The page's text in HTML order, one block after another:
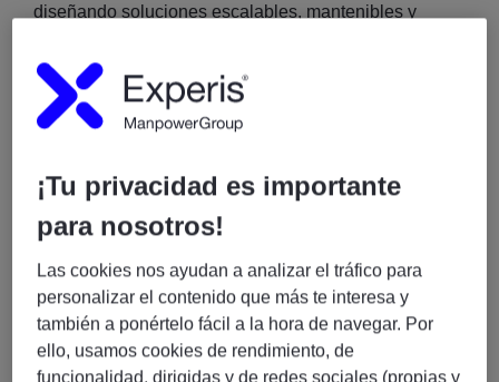
diseñando soluciones escalables, mantenibles y
Liderazgo técnico
Referente frontend del equipo
¡Tu privacidad es importante
para nosotros!
Las cookies nos ayudan a analizar el tráfico para
personalizar el contenido que más te interesa y
también a ponértelo fácil a la hora de navegar. Por
ello, usamos cookies de rendimiento, de
funcionalidad, dirigidas y de redes sociales (propias y